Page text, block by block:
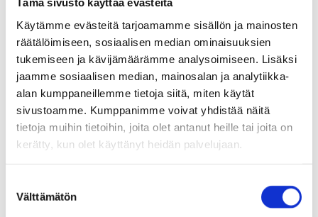
Käytämme evästeitä tarjoamamme sisällön ja mainosten
räätälöimiseen, sosiaalisen median ominaisuuksien
tukemiseen ja kävijämäärämme analysoimiseen. Lisäksi
jaamme sosiaalisen median, mainosalan ja analytiikka-
alan kumppaneillemme tietoja siitä, miten käytät
sivustoamme. Kumppanimme voivat yhdistää näitä
tietoja muihin tietoihin, joita olet antanut heille tai joita on
kerätty, kun olet käyttänyt heidän palvelujaan.
Välttämätön
Claudia Sulosaari, +358 40 314 4465
This content has been translated using AI